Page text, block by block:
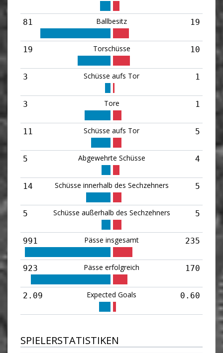
81 Ballbesitz 19
19 Torschüsse 10
3 Schüsse aufs Tor 1
3 Tore 1
11 Schüsse aufs Tor 5
5 Abgewehrte Schüsse 4
14 Schüsse innerhalb des Sechzehners 5
5 Schüsse außerhalb des Sechzehners 5
991 Pässe insgesamt 235
923 Pässe erfolgreich 170
2.09 Expected Goals 0.60
SPIELERSTATISTIKEN